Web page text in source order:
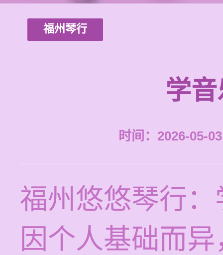
福州琴行
学
时间：2026-05-
福州悠悠琴行
因个人基础而